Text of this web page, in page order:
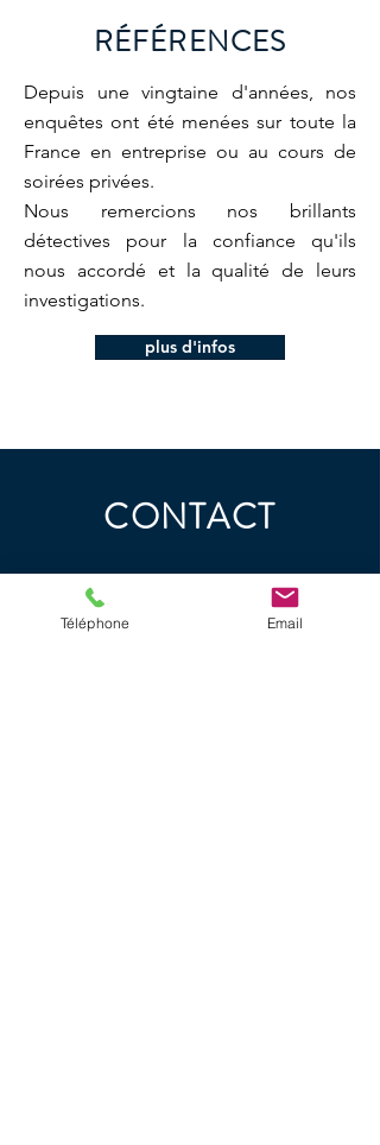
RÉFÉRENCES
Depuis une vingtaine d'années, nos
enquêtes ont été menéessur toute la
France en entreprise ou au cours de
soirées privées.
Nous remercions nos brillants
détectives pour la confiance qu'ils
nous accordé et la qualité de leurs
investigations.
plus d'infos
CONTACT
Prénom
Téléphone Email